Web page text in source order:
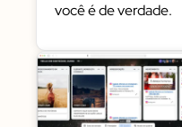
você é de verdade.